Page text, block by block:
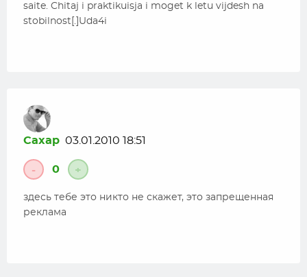
saite. Chitaj i praktikuisja i moget k letu vijdesh na
stobilnost[.]Uda4i
Caxap 03.01.2010 18:51
- 0 +
здесь тебе это никто не скажет, это запрещенная
реклама